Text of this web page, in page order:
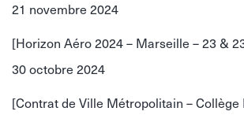
21 novembre 2024
[Horizon Aéro 2024 – Marseille – 23 &
30 octobre 2024
[Contrat de Ville Métropolitain – Collège